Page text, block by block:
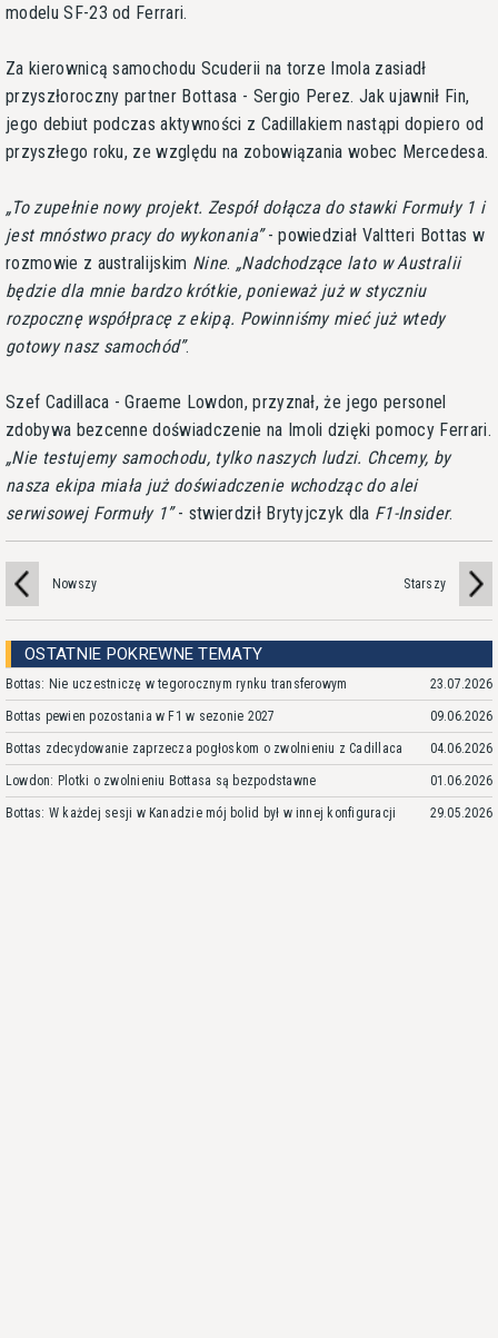
modelu SF-23 od Ferrari.
Za kierownicą samochodu Scuderii na torze Imola zasiadł
przyszłoroczny partner Bottasa - Sergio Perez. Jak ujawnił Fin,
jego debiut podczas aktywności z Cadillakiem nastąpi dopiero od
przyszłego roku, ze względu na zobowiązania wobec Mercedesa.
To zupełnie nowy projekt. Zespół dołącza do stawki Formuły 1 i
jest mnóstwo pracy do wykonania - powiedział Valtteri Bottas w
rozmowie z australijskim Nine.
Nadchodzące lato w Australii
będzie dla mnie bardzo krótkie, ponieważ już w styczniu
rozpocznę współpracę z ekipą. Powinniśmy mieć już wtedy
gotowy nasz samochód .
Szef Cadillaca - Graeme Lowdon, przyznał, że jego personel
zdobywa bezcenne doświadczenie na Imoli dzięki pomocy Ferrari.
Nie testujemy samochodu, tylko naszych ludzi. Chcemy, by
nasza ekipa miała już doświadczenie wchodząc do alei
serwisowej Formuły 1 - stwierdził Brytyjczyk dla F1-Insider.
Nowszy Starszy
OSTATNIE POKREWNE TEMATY
Bottas: Nie uczestniczę w tegorocznym rynku transferowym 23.07.2026
Bottas pewien pozostania w F1 w sezonie 2027 09.06.2026
Bottas zdecydowanie zaprzecza pogłoskom o zwolnieniu z Cadillaca 04.06.2026
Lowdon: Plotki o zwolnieniu Bottasa są bezpodstawne 01.06.2026
Bottas: W każdej sesji w Kanadzie mój bolid był w innej konfiguracji 29.05.2026